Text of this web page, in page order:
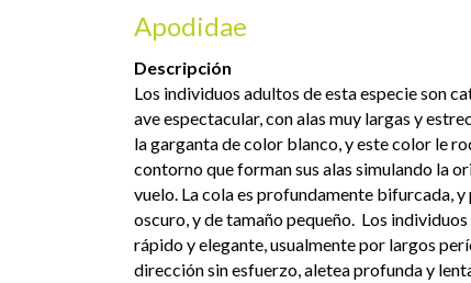
Apodidae
Descripción
Los individuos adultos de esta especie son
ave espectacular, con alas muy largas y
la garganta de color blanco, y este color le
contorno que forman sus alas simulando la
vuelo. La cola es profundamente bifurcada,
oscuro, y de tamaño pequeño. Los
rápido y elegante, usualmente por largos
dirección sin esfuerzo, aletea profunda y